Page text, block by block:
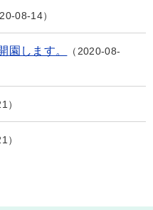
08-14
園します。
2020-08-